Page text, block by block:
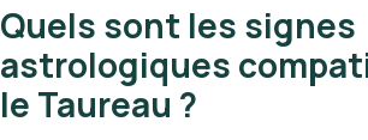
Quels sont les signes
astrologiques
le Taureau ?